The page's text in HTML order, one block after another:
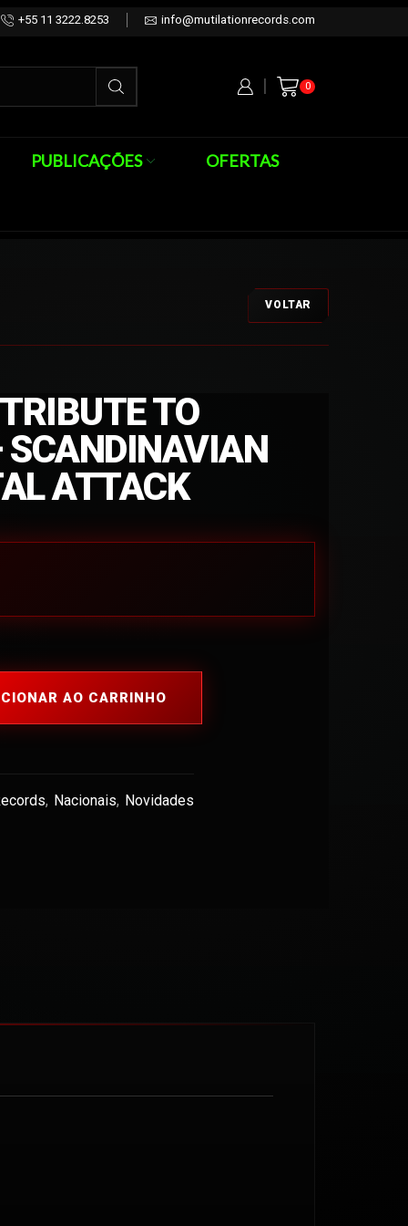
+55 11 3222.8253 info@mutilationrecords.com
0
PUBLICAÇÕES OFERTAS
VOLTAR
TO
ATTACK
AO CARRINHO
, Nacionais, Novidades